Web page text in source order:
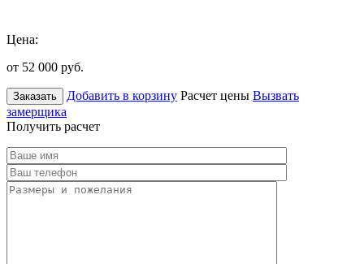
Цена:
от 52 000 руб.
Заказать Добавить в корзину Расчет цены Вызвать
замерщика
Получить расчет